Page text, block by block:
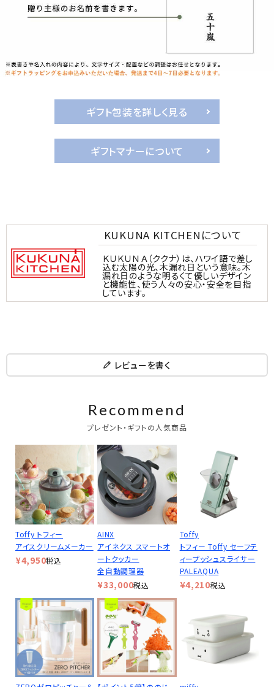
ギフト包装を詳しく見る
ギフトマナーについて
KUKUNA KITCHENについて
ＫＵＫＵＮＡ（ククナ）は、ハワイ語で差し
込む太陽の光、木漏れ日という意味。木
漏れ日のような明るくて優しいデザイン
と機能性、使う人々の安心・安全を目指
しています。
レビューを書く
Recommend
プレゼント・ギフトの人気商品
Toffy トフィー
アイスクリームメーカー
¥4,950税込
AINX
アイネクス スマートオ
ートクッカー
全自動調理器
¥33,000税込
Toffy
トフィー Toffy セーフテ
ィープッシュスライサー
PALEAQUA
¥4,210税込